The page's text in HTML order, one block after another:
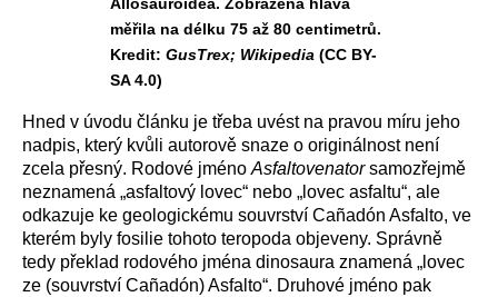
měřila na délku 75 až 80 centimetrů.
Kredit: GusTrex; Wikipedia (CC BY-
SA 4.0)
Hned v úvodu článku je třeba uvést na pravou míru jeho
nadpis, který kvůli autorově snaze o originálnost není
zcela přesný. Rodové jméno Asfaltovenatorsamozřejmě
neznamená „asfaltový lovec“ nebo „lovec asfaltu“, ale
odkazuje ke geologickému souvrství Cañadón Asfalto, ve
kterém byly fosilie tohoto teropoda objeveny. Správně
tedy překlad rodového jména dinosaura znamená „lovec
ze (souvrství Cañadón) Asfalto“. Druhové jméno pak